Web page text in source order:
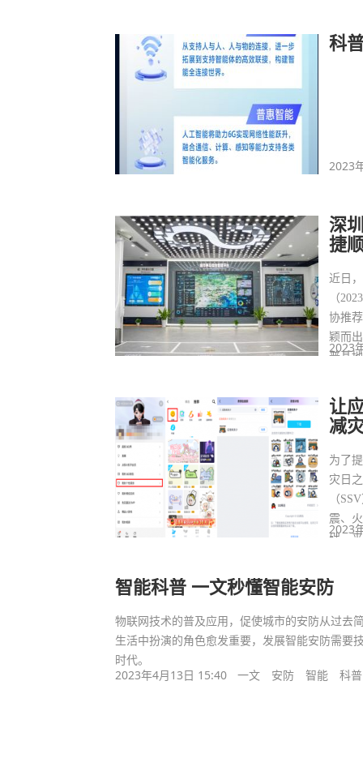
科
2023
深
捷
近日
（
协推
颖而
普基
2023
让
减
为了
灾日
（
震、
础，
2023
智能科普 一文秒懂智能安防
物联网技术的普及应用，促使城市的安防从过去
生活中扮演的角色愈发重要，发展智能安防需要
时代。
2023年4月13日 15:40 一文 安防 智能 科普